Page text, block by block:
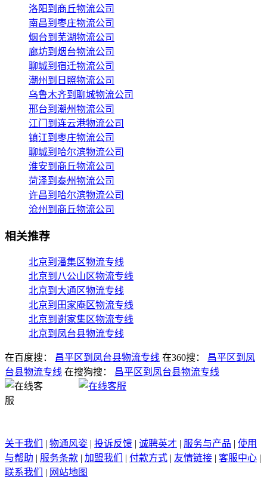
洛阳到商丘物流公司
南昌到枣庄物流公司
烟台到芜湖物流公司
廊坊到烟台物流公司
聊城到宿迁物流公司
潮州到日照物流公司
乌鲁木齐到聊城物流公司
邢台到潮州物流公司
江门到连云港物流公司
镇江到枣庄物流公司
聊城到哈尔滨物流公司
淮安到商丘物流公司
菏泽到泰州物流公司
许昌到哈尔滨物流公司
沧州到商丘物流公司
相关推荐
北京到潘集区物流专线
北京到八公山区物流专线
北京到大通区物流专线
北京到田家庵区物流专线
北京到谢家集区物流专线
北京到凤台县物流专线
在百度搜： 昌平区到凤台县物流专线 在360搜：
昌平区到凤
台县物流专线 在搜狗搜： 昌平区到凤台县物流专线
关于我们 | 物通风姿 | 投诉反馈 | 诚聘英才 | 服务与产品 | 使用
与帮助 | 服务条款 | 加盟我们 | 付款方式 | 友情链接 | 客服中心 |
联系我们
| 网站地图